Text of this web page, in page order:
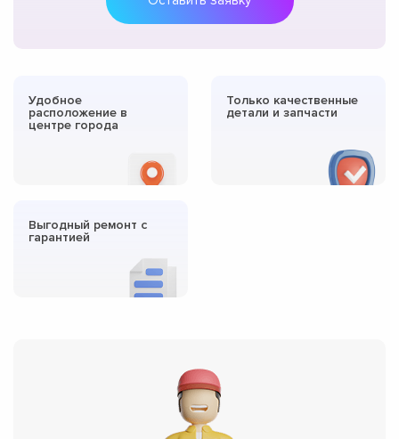
Удобное
расположение в
центре города
Только качественные
детали и запчасти
Выгодный ремонт с
гарантией